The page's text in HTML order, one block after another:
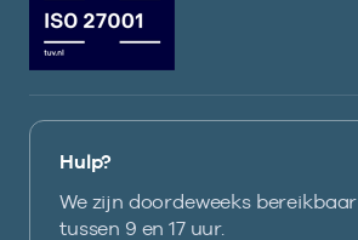
Hulp?
We zijn doordeweeks bereikbaar
tussen 9 en 17 uur.